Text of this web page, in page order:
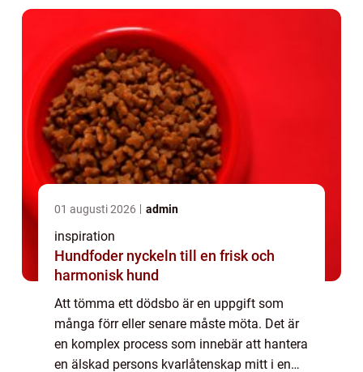
01 augusti 2026 admin
inspiration
Hundfoder nyckeln till en frisk och
harmonisk hund
Att tömma ett dödsbo är en uppgift som
många förr eller senare måste möta. Det är
en komplex process som innebär att hantera
en älskad persons kvarlåtenskap mitt i en